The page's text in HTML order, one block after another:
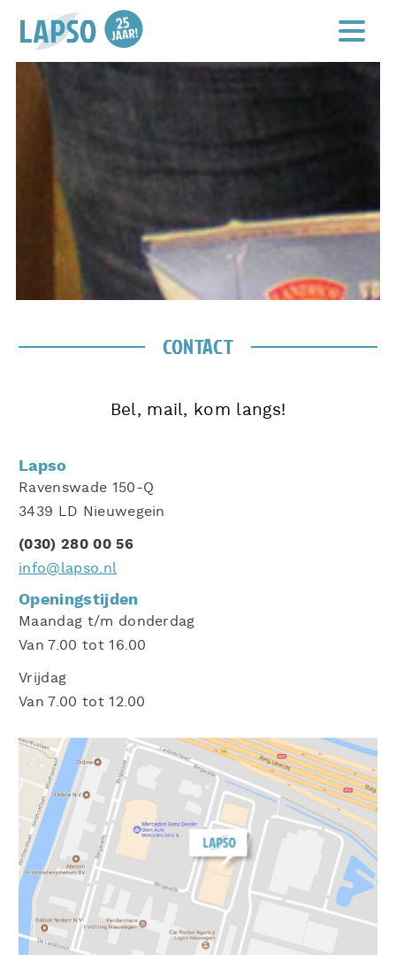
CONTACT
Bel, mail, kom langs!
Lapso
Ravenswade 150-Q
3439 LD Nieuwegein
(030) 280 00 56
info@lapso.nl
Openingstijden
Maandag t/m donderdag
Van 7.00 tot 16.00
Vrijdag
Van 7.00 tot 12.00